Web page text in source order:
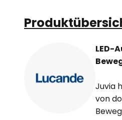
LED-
Juvia
von